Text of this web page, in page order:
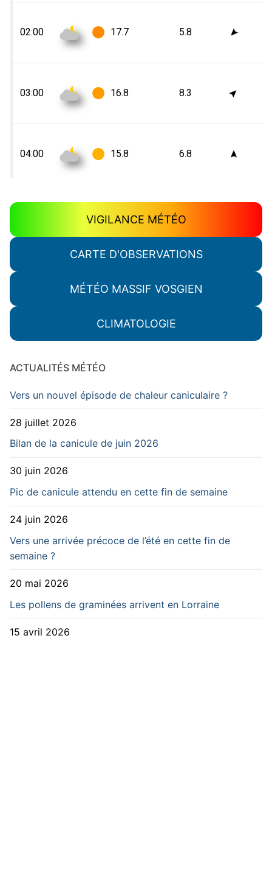
VIGILANCE MÉTÉO
CARTE D'OBSERVATIONS
MÉTÉO MASSIF VOSGIEN
CLIMATOLOGIE
ACTUALITÉS MÉTÉO
Vers un nouvel épisode de chaleur caniculaire ?
28 juillet 2026
Bilan de la canicule de juin 2026
30 juin 2026
Pic de canicule attendu en cette fin de semaine
24 juin 2026
Vers une arrivée précoce de l’été en cette fin de
semaine ?
20 mai 2026
Les pollens de graminées arrivent en Lorraine
15 avril 2026